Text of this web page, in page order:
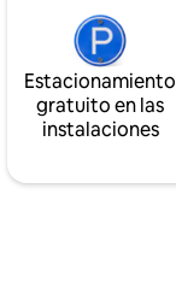
Estacionamiento
gratuito en las
instalaciones